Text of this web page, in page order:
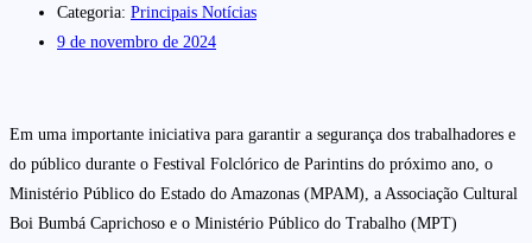
Categoria: Principais Notícias
9 de novembro de 2024
Em uma importante iniciativa para garantir a segurança dos trabalhadores e
do público durante o Festival Folclórico de Parintins do próximo ano, o
Ministério Público do Estado do Amazonas (MPAM), a Associação Cultural
Boi Bumbá Caprichoso e o Ministério Público do Trabalho (MPT)